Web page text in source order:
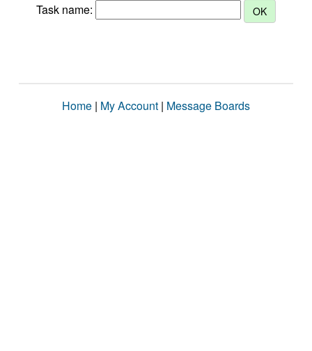
Task name:
Home | My Account | Message Boards